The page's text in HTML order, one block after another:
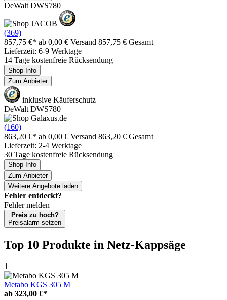
DeWalt DWS780
(369)
857,75 €* ab 0,00 € Versand 857,75 € Gesamt
Lieferzeit: 6-9 Werktage
14 Tage kostenfreie Rücksendung
Shop-Info
Zum Anbieter
inklusive Käuferschutz
DeWalt DWS780
(160)
863,20 €* ab 0,00 € Versand 863,20 € Gesamt
Lieferzeit: 2-4 Werktage
30 Tage kostenfreie Rücksendung
Shop-Info
Zum Anbieter
Weitere Angebote laden
Fehler entdeckt?
Fehler melden
Preis zu hoch?
Preisalarm setzen
Top 10 Produkte in Netz-Kappsäge
1
Metabo KGS 305 M
ab 323,00 €*